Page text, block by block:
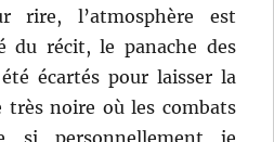
rire, l’atmosphère est
du récit, le panache des
écartés pour laisser la
très noire où les combats